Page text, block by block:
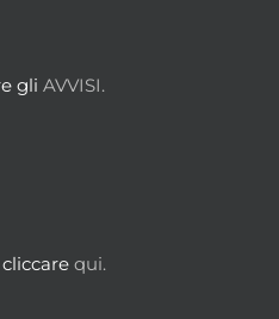
gli AVVISI.
qui.